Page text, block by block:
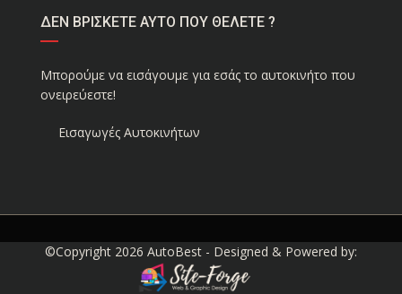
ΔΕΝ ΒΡΙΣΚΕΤΕ ΑΥΤΟ ΠΟΥ ΘΕΛΕΤΕ ?
Μπορούμε να εισάγουμε για εσάς το αυτοκινήτο που
ονειρεύεστε!
Εισαγωγές Αυτοκινήτων
©Copyright 2026 AutoBest - Designed & Powered by: